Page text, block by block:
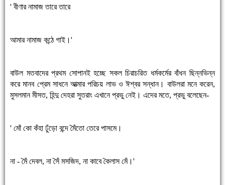
' বীণার নামাজ তারে তারে
আমার নামাজ কন্ঠে গাই।'
বাউল মতবাদের প্রথম সোপানই হচ্ছে সকল চিরাচরিত ধর্মকর্মের বাঁধন ছিন্নভিন্ন
করে মানব প্রেম সাধনে আত্মার পরিচয় লাভ ও ঈশ্বর সন্ধান। বাউলরা মনে করেন,
মুসলমান মীসত, হিন্দু দেহরা সুতরাং এখানে প্রভু নেই। এদের মতে, প্রভু বলেছেন-
' মোঁ কো কঁহা ঢুঁড়ো বন্দে মৈঁতো তেরে পাসমে।
না - মৈঁ দেবল, না সৈঁ মসজিদ, না কাবে কৈলাস মেঁ।'